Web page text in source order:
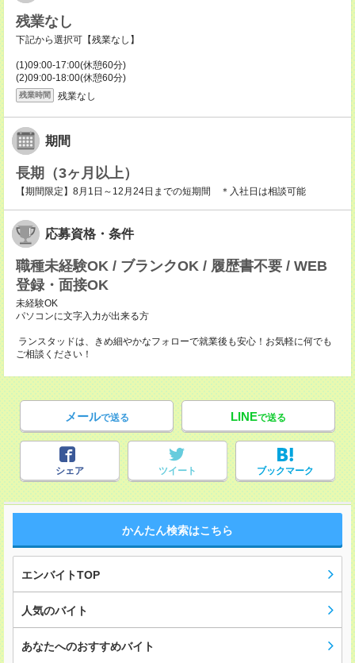
残業なし
下記から選択可【残業なし】
(1)09:00-17:00(休憩60分)
(2)09:00-18:00(休憩60分)
残業時間 残業なし
期間
長期（3ヶ月以上）
【期間限定】8月1日～12月24日までの短期間 ＊入社日は相談可能
応募資格・条件
職種未経験OK / ブランクOK / 履歴書不要 / WEB
登録・面接OK
未経験OK
パソコンに文字入力が出来る方
ランスタッドは、きめ細やかなフォローで就業後も安心！お気軽に何でも
ご相談ください！
メールで送る LINEで送る
シェア ツイート ブックマーク
かんたん検索はこちら
エンバイトTOP
人気のバイト
あなたへのおすすめバイト